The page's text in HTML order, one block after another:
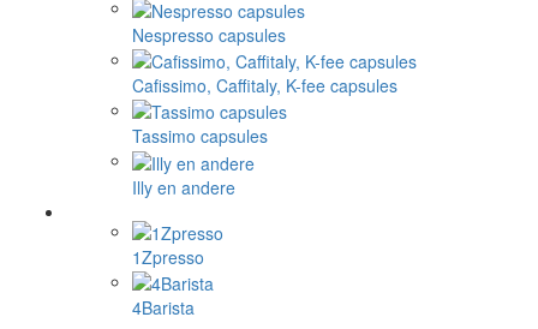
Nespresso capsules
Cafissimo, Caffitaly, K-fee capsules
Tassimo capsules
Illy en andere
1Zpresso
4Barista